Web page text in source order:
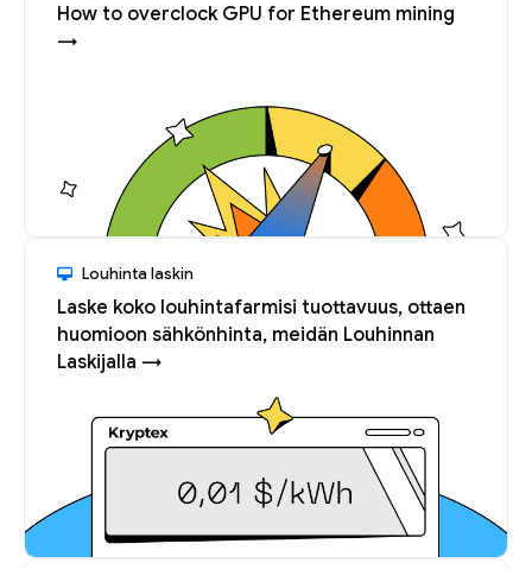
How to overclock GPU for Ethereum mining
→
Louhinta laskin
Laske koko louhintafarmisi tuottavuus, ottaen
huomioon sähkönhinta, meidän Louhinnan
Laskijalla →